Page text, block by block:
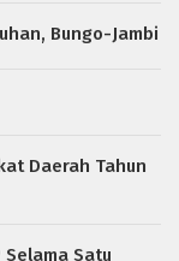
Bungo-Jambi
Daerah Tahun
Selama Satu